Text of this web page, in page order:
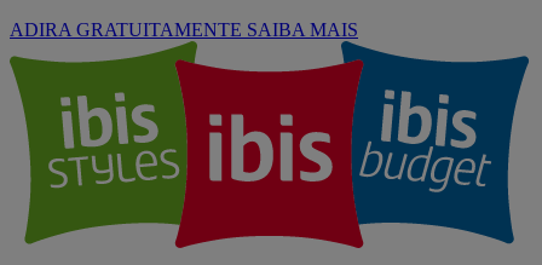
ADIRA GRATUITAMENTE SAIBA MAIS